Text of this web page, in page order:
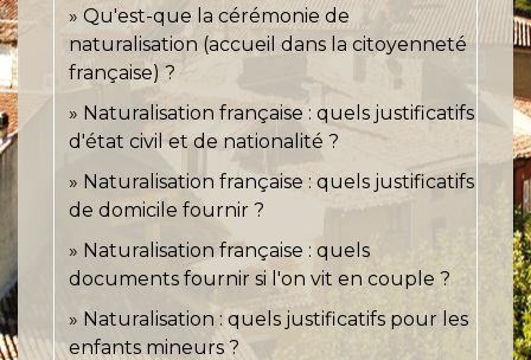
Qu'est-que la cérémonie de
naturalisation (accueil dans la citoyenneté
française) ?
Naturalisation française : quels justificatifs
d'état civil et de nationalité ?
Naturalisation française : quels justificatifs
de domicile fournir ?
Naturalisation française : quels
documents fournir si l'on vit en couple ?
Naturalisation : quels justificatifs pour les
enfants mineurs ?